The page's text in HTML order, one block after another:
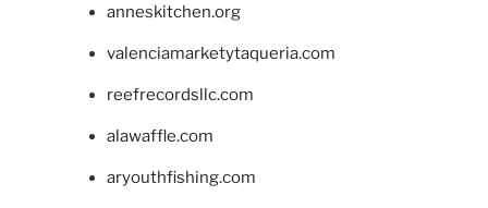
anneskitchen.org
valenciamarketytaqueria.com
reefrecordsllc.com
alawaffle.com
aryouthfishing.com